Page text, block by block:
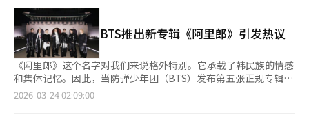
获得音乐节目9冠王后举行的。IVE自出道以来，从《LOVE DIVE》
到《HEYA》，每首发布的歌曲都登上音源榜首，获得了大众的认
可和粉丝的支持。这表明Starship娱乐追求的“完美型女团”战略
在市场上取得了成功。此次粉丝演唱会中成员们展现的完美团队合
作和与粉丝的紧密互动，证明了IVE不仅是一个偶像团体，更是一
个“可持续品牌IP”。IVE将以此次粉丝演唱会为起点，正式启动
覆盖亚洲、欧洲、美洲和大洋洲的第二次世界巡演“SHOW WHAT
I AM”，4月4日将在吉隆坡开始与全球DIVE见面。目前，IVE在全
C&C、C-STRAW、韩国文化产业振兴院及菲尼克斯通信等提供支
持，海特真露、红牛等品牌参与赞助。 据主办方介绍，此次比赛
从约50支参赛队伍中选拔出5组进入决赛。当天现场，入围选手围
绕K-POP舞蹈与演唱展开角逐。其中，由法国、波兰、罗马尼亚、
英国成员组成的舞蹈团队ID以GIRLSET歌曲《Little Miss》进行编
舞表演，以色列选手Yael带来Jennie（金珍妮）的《ZEN》，阿尔
及利亚选手Amira演唱Loco的《不要给》，美国与菲律宾组成的
ForeigNoise团队带来Bruno Mars的《Runaway Baby》，俄罗
BTS推出新专辑《阿里郎》引发热议
《阿里郎》这个名字对我们来说格外特别。它承载了韩民族的情感
和集体记忆。因此，当防弹少年团（BTS）发布第五张正规专辑
《阿里郎》时，人们自然期待这会是一部充满韩国特色的作品。然
2026-03-24 02:09:00